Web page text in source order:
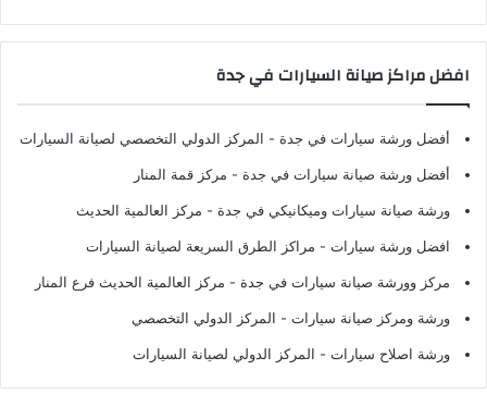
افضل مراكز صيانة السيارات في جدة
أفضل ورشة سيارات في جدة - المركز الدولي التخصصي لصيانة السيارات
أفضل ورشة صيانة سيارات في جدة - مركز قمة المنار
ورشة صيانة سيارات وميكانيكي في جدة - مركز العالمية الحديث
افضل ورشة سيارات - مراكز الطرق السريعة لصيانة السيارات
مركز وورشة صيانة سيارات في جدة - مركز العالمية الحديث فرع المنار
ورشة ومركز صيانة سيارات - المركز الدولي التخصصي
ورشة اصلاح سيارات - المركز الدولي لصيانة السيارات